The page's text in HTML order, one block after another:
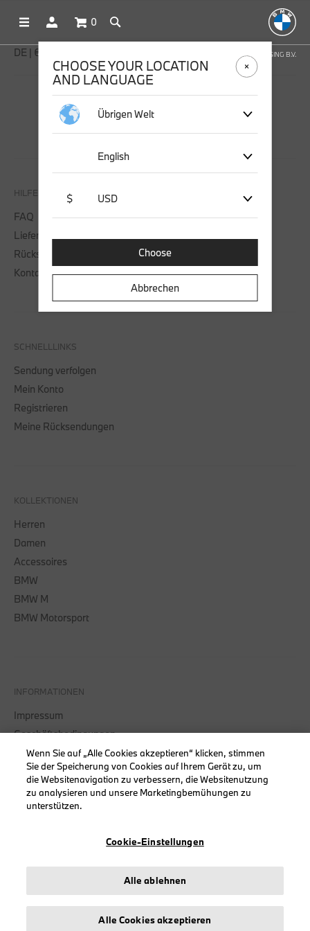
0
OFFICIAL BMW LIFESTYLE SHOP OPERATED BY STICHD SPORTMERCHANDISING B.V.
DE | € EUR
SOCIAL MEDIA
HILFE & KONTAKT
FAQ
Lieferung
Rücksendung
Kontaktieren Sie uns
SCHNELLLINKS
Sendung verfolgen
Mein Konto
Registrieren
Meine Rücksendungen
KOLLEKTIONEN
Herren
Damen
Accessoires
BMW
BMW M
BMW Motorsport
INFORMATIONEN
Impressum
Geschäftsbedingungen
Datenschutz
Cookies
Erklärung zur Barrierefreiheit
Datenschutz
CHOOSE YOUR LOCATION
AND LANGUAGE
Übrigen Welt
English
$ USD
Choose
Abbrechen
Wenn Sie auf „Alle Cookies akzeptieren“ klicken, stimmen
Sie der Speicherung von Cookies auf Ihrem Gerät zu, um
die Websitenavigation zu verbessern, die Websitenutzung
zu analysieren und unsere Marketingbemühungen zu
unterstützen.
Cookie-Einstellungen
Alle ablehnen
Alle Cookies akzeptieren